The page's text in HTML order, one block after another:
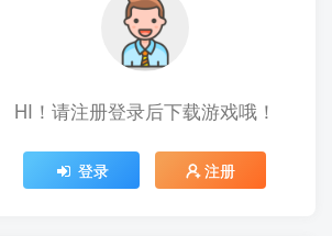
HI！请注册登录后下载游戏哦！
登录 注册